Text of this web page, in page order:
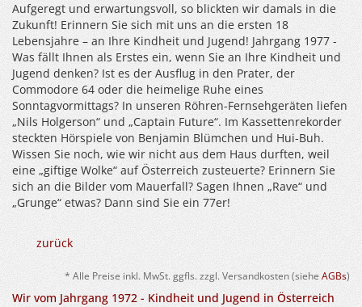
Aufgeregt und erwartungsvoll, so blickten wir damals in die
Zukunft! Erinnern Sie sich mit uns an die ersten 18
Lebensjahre – an Ihre Kindheit und Jugend! Jahrgang 1977 -
Was fällt Ihnen als Erstes ein, wenn Sie an Ihre Kindheit und
Jugend denken? Ist es der Ausflug in den Prater, der
Commodore 64 oder die heimelige Ruhe eines
Sonntagvormittags? In unseren Röhren-Fernsehgeräten liefen
„Nils Holgerson“ und „Captain Future“. Im Kassettenrekorder
steckten Hörspiele von Benjamin Blümchen und Hui-Buh.
Wissen Sie noch, wie wir nicht aus dem Haus durften, weil
eine „giftige Wolke“ auf Österreich zusteuerte? Erinnern Sie
sich an die Bilder vom Mauerfall? Sagen Ihnen „Rave“ und
„Grunge“ etwas? Dann sind Sie ein 77er!
zurück
* Alle Preise inkl. MwSt. ggfls. zzgl. Versandkosten (siehe AGBs)
Wir vom Jahrgang 1972 - Kindheit und Jugend in Österreich